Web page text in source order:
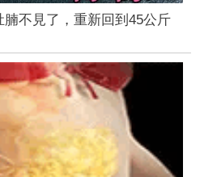
不見了，重新回到45公斤